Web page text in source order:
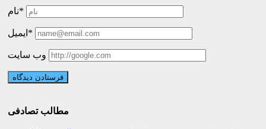
نام*
ایمیل*
وب سایت
مطالب تصادفی